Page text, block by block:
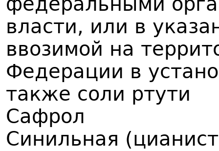
власти, или в
ввозимой на
Федерации в
также соли ртути
Сафрол
Синильная